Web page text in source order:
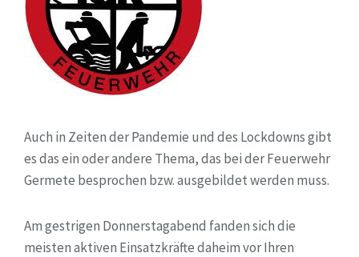
Auch in Zeiten der Pandemie und des Lockdowns gibt
es das ein oder andere Thema, das bei der Feuerwehr
Germete besprochen bzw. ausgebildet werden muss.
Am gestrigen Donnerstagabend fanden sich die
meisten aktiven Einsatzkräfte daheim vor Ihren